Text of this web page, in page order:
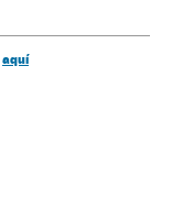
aquí